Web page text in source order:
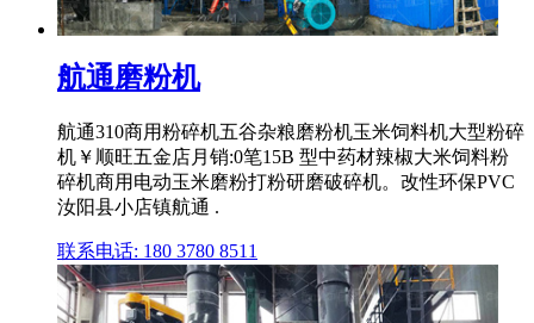
航通磨粉机
航通310商用粉碎机五谷杂粮磨粉机玉米饲料机大型粉碎
机￥顺旺五金店月销:0笔15B 型中药材辣椒大米饲料粉
碎机商用电动玉米磨粉打粉研磨破碎机。改性环保PVC
汝阳县小店镇航通 .
联系电话: 180 3780 8511